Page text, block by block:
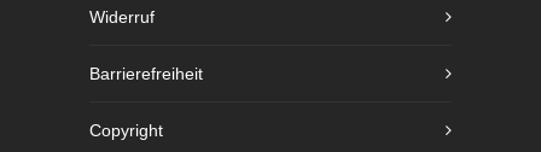
Widerruf
Barrierefreiheit
Copyright